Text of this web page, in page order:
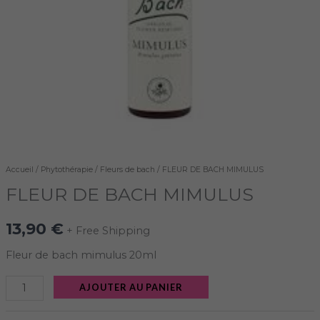
Accueil / Phytothérapie/ Fleurs de bach / FLEUR DE BACH MIMULUS
FLEUR DE BACH MIMULUS
13,90 € + Free Shipping
Fleur de bach mimulus 20ml
AJOUTER AU PANIER